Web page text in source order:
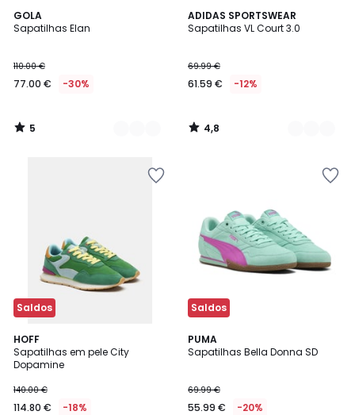
GOLA
Sapatilhas Elan
110.00 €
77.00 € -30%
5
/
3
Cores
5
/
ADIDAS SPORTSWEAR
Sapatilhas VL Court 3.0
69.99 €
61.59 € -12%
4,8
/ 5
5
Cores
4,8
/
Saldos
HOFF
Sapatilhas em pele City
Dopamine
140.00 €
114.80 € -18%
Saldos
PUMA
Sapatilhas Bella Donna SD
69.99 €
55.99 € -20%
2
Cores